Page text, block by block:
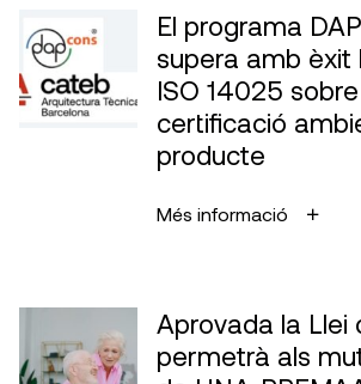
El programa
supera amb èxit
ISO 14025 sobre
certificació
producte
Més informació
Aprovada la Llei
permetrà als